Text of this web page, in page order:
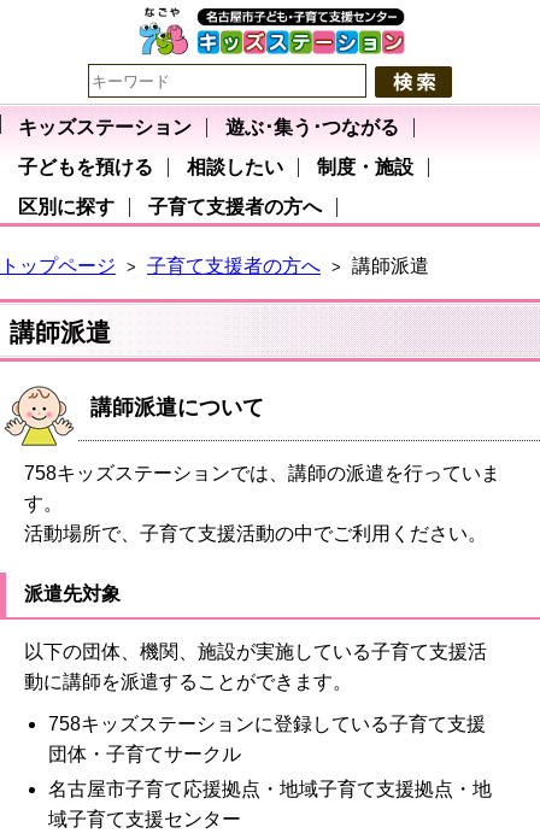
キッズステーション
遊ぶ･集う･つながる
子どもを預ける
相談したい
制度・施設
区別に探す
子育て支援者の方へ
トップページ > 子育て支援者の方へ > 講師派遣
講師派遣
講師派遣について
758キッズステーションでは、講師の派遣を行っていま
す。
活動場所で、子育て支援活動の中でご利用ください。
派遣先対象
以下の団体、機関、施設が実施している子育て支援活
動に講師を派遣することができます。
758キッズステーションに登録している子育て支援
団体・子育てサークル
名古屋市子育て応援拠点・地域子育て支援拠点・地
域子育て支援センター